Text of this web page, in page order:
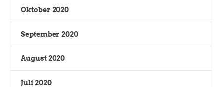
Oktober 2020
September 2020
August 2020
Juli 2020